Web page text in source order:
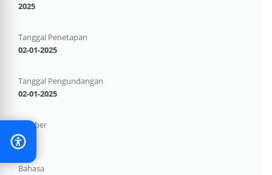
2025
Tanggal Penetapan
02-01-2025
Tanggal Pengundangan
02-01-2025
Sumber
-
Bahasa